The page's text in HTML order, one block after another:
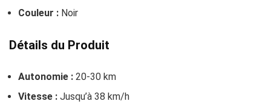
Couleur : Noir
Détails du Produit
Autonomie : 20-30 km
Vitesse : Jusqu’à 38 km/h